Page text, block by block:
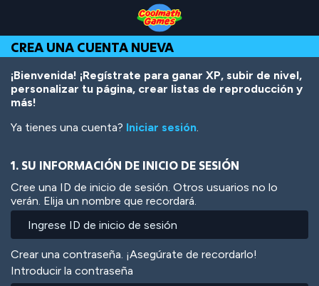
Top
of
Page
Navigation
Main
Content
Footer
contenido
principal
CREA UNA CUENTA NUEVA
¡Bienvenida! ¡Regístrate para ganar XP, subir de nivel,
personalizar tu página, crear listas de reproducción y
más!
Ya tienes una cuenta? Iniciar sesión.
1. SU INFORMACIÓN DE INICIO DE SESIÓN
Cree una ID de inicio de sesión. Otros usuarios no lo
verán. Elija un nombre que recordará.
Crear una contraseña. ¡Asegúrate de recordarlo!
Introducir la contraseña